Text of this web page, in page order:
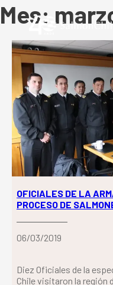
Mes:
OFICIALES DE LA
PROCESO DE
06/03/2019
Diez Oficiales de la
Chile visitaron la región